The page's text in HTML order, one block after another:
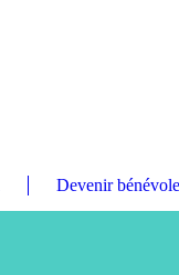
Devenir